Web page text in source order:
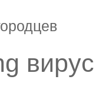
вирус